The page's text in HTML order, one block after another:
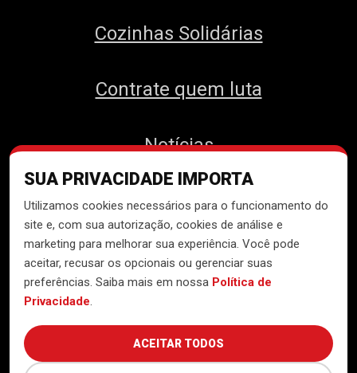
SUA PRIVACIDADE IMPORTA
Utilizamos cookies necessários para o funcionamento do
site e, com sua autorização, cookies de análise e
marketing para melhorar sua experiência. Você pode
aceitar, recusar os opcionais ou gerenciar suas
preferências. Saiba mais em nossa Política de
Privacidade.
ACEITAR TODOS
Cozinhas Solidárias
Contrate quem luta
Notícias
Contato
Desenvolvido peloNúcleo de
Tecnologia do MTST